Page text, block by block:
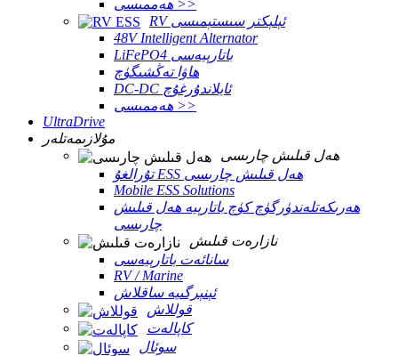
ھەممىسى >>
RV ئېلېكتر سىستېمىسى
48V Intelligent Alternator
LiFePO4 باتارېيەسى
ھاۋا تەڭشىگۈچ
DC-DC ئايلاندۇرغۇچ
ھەممىسى >>
UltraDrive
مۇلازىمەتلەر
ھەل قىلىش چارىسى
تۇرالغۇ ESS ھەل قىلىش چارىسى
Mobile ESS Solutions
ھەرىكەتلەندۈرگۈچ كۈچ باتارېيە ھەل قىلىش
چارىسى
نازارەت قىلىش
سانائەت باتارېيەسى
RV / Marine
ئېنېرگىيە ساقلاش
قوللاش
كاپالەت
سوئال